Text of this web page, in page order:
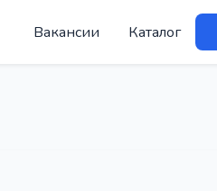
Вакансии Каталог